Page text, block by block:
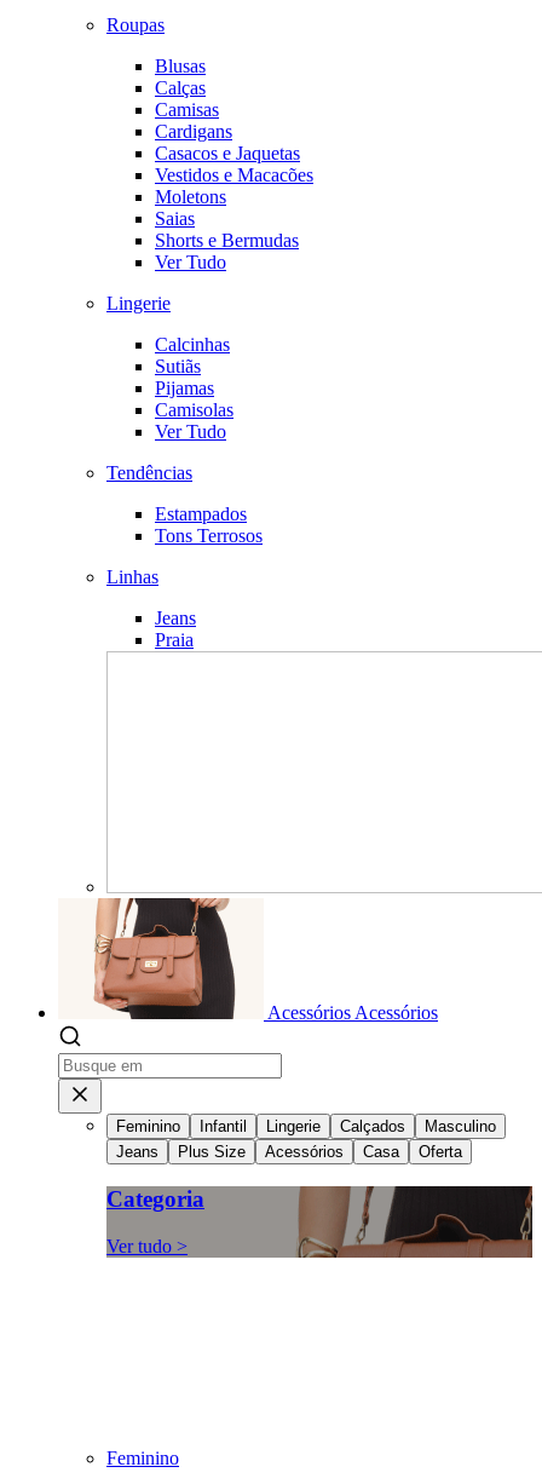
Roupas
Blusas
Calças
Camisas
Cardigans
Casacos e Jaquetas
Vestidos e Macacões
Moletons
Saias
Shorts e Bermudas
Ver Tudo
Lingerie
Calcinhas
Sutiãs
Pijamas
Camisolas
Ver Tudo
Tendências
Estampados
Tons Terrosos
Linhas
Jeans
Praia
Acessórios Acessórios
Feminino Infantil Lingerie Calçados
Masculino
Jeans
Plus Size Acessórios Casa Oferta
Categoria
Ver tudo >
Feminino